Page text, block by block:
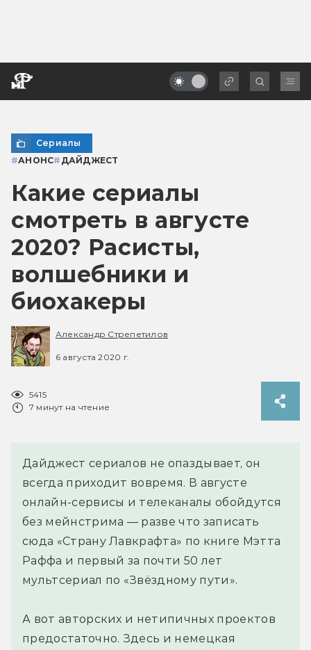
Сериалы
#АНОНС# ДАЙДЖЕСТ
Какие сериалы
смотреть в августе
2020? Расисты,
волшебники и
биохакеры
Александр Стрепетилов
6 августа 2020 г.
5415
7 минут на чтение
Дайджест сериалов не опаздывает, он
всегда приходит вовремя. В августе
онлайн-сервисы и телеканалы обойдутся
без мейнстрима — разве что записать
сюда «Страну Лавкрафта» по книге Мэтта
Раффа и первый за почти 50 лет
мультсериал по «Звёздному пути».
А вот авторских и нетипичных проектов
предостаточно. Здесь и немецкая